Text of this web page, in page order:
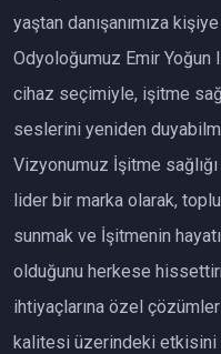
yaştan danışanımıza
Odyoloğumuz Emir
cihaz seçimiyle, işitme
seslerini yeniden
Vizyonumuz İşitme
lider bir marka olarak,
sunmak ve İşitmenin
olduğunu herkese
ihtiyaçlarına özel
kalitesi üzerindeki etkisini